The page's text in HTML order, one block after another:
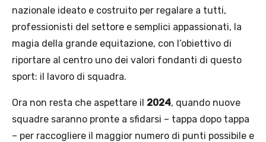
nazionale ideato e costruito per regalare a tutti,
professionisti del settore e semplici appassionati, la
magia della grande equitazione, con l’obiettivo di
riportare al centro uno dei valori fondanti di questo
sport: il lavoro di squadra.
Ora non resta che aspettare il 2024, quando nuove
squadre saranno pronte a sfidarsi – tappa dopo tappa
– per raccogliere il maggior numero di punti possibile e